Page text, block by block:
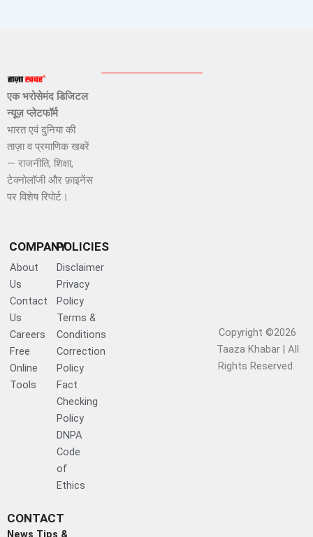
एक भरोसेमंद डिजिटल
न्यूज़ प्लेटफॉर्म
भारत एवं दुनिया की
ताज़ा व प्रमाणिक खबरें
— राजनीति, शिक्षा,
टेक्नोलॉजी और फ़ाइनेंस
पर विशेष रिपोर्ट।
COMPANY
About
Us
Contact
Us
Careers
Free
Online
Tools
POLICIES
Disclaimer
Privacy
Policy
Terms &
Conditions
Correction
Policy
Fact
Checking
Policy
DNPA
Code
of
Ethics
CONTACT
News Tips &
Copyright ©2026
Taaza Khabar | All
Rights Reserved.​